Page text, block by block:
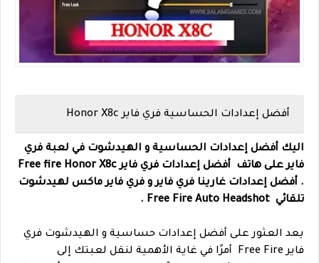
أفضل إعدادات الحساسية فري فاير Honor X8c
اليك أفضل إعدادات الحساسية و الهيدشوت في لعبة فري
فاير على هاتف
أفضل إعدادات فري فاير Free fire
. أفضل إعدادات غارينا فري فاير و فري فاير ماكس لهيدشوت
تلقائي Free Fire Auto Headshot .
يعد العثور على أفضل إعدادات حساسية و الهيدشوت فري
فاير Free Fire أمرًا في غاية الأهمية لنقل لعبتك إلى